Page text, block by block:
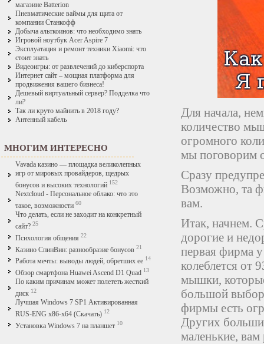
магазине Batterion
Пневматические ваймы для щита от
компании Станкофф
Добыча альткоинов: что необходимо знать
Игровой ноутбук Acer Aspire 7
Эксплуатация и ремонт техники Xiaomi: что
стоит знать
Видеоигры: от развлечений до киберспорта
Интернет сайт – мощная платформа для
продвижения вашего бизнеса!
Дешевый виртуальный сервер? Подделка что
ли?
Так ли круто майнить в 2018 году?
Антенный кабель
МНОГИМ ИНТЕРЕСНО
Vavada казино — площадка великолепных
игр от мировых провайдеров, щедрых
бонусов и высоких технологий 152
Nextcloud - Персональное облако: что это
такое, возможности 60
Что делать, если не заходит на конкретный
сайт? 25
Психология общения 22
Казино СпинВин: разнообразие бонусов 21
Работа мечты: выводы людей, обретших ее 14
Обзор смартфона Huawei Ascend D1 Quad 13
По каким причинам может полететь жесткий
диск 12
Лучшая Windows 7 SP1 Активированная
RUS-ENG x86-x64 (Скачать) 12
Установка Windows 7 на планшет 10
Для начала,
количество
огромного
мы поговорим
Сразу
Возможно, та
вам.
Итак, начнем.
дорогие и
первая фирма
колеблется от
мышки,
большой
фирмы есть
Других
маленькие,